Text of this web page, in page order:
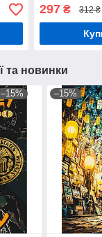
297₴ 312 ₴
та новинки
–15% –15%